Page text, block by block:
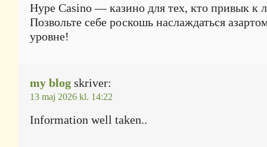
Hype Casino — казино для тех, кто привык к
Позвольте себе роскошь наслаждаться
уровне!
my blog skriver:
13 maj 2026 kl. 14:22
Information well taken..